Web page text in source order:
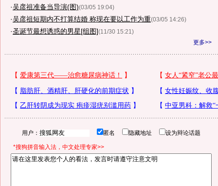
·吴彦祖准备当导演(图)(03/05 19:04)
·吴彦祖短期内不打算结婚 称现在要以工作为重(03/05 14:26)
·圣诞节最想诱惑的男星[组图](11/30 15:21)
更多>>
用户： 匿名 隐藏地址 设为辩论话题
*搜狗拼音输入法，中文处理专家>>